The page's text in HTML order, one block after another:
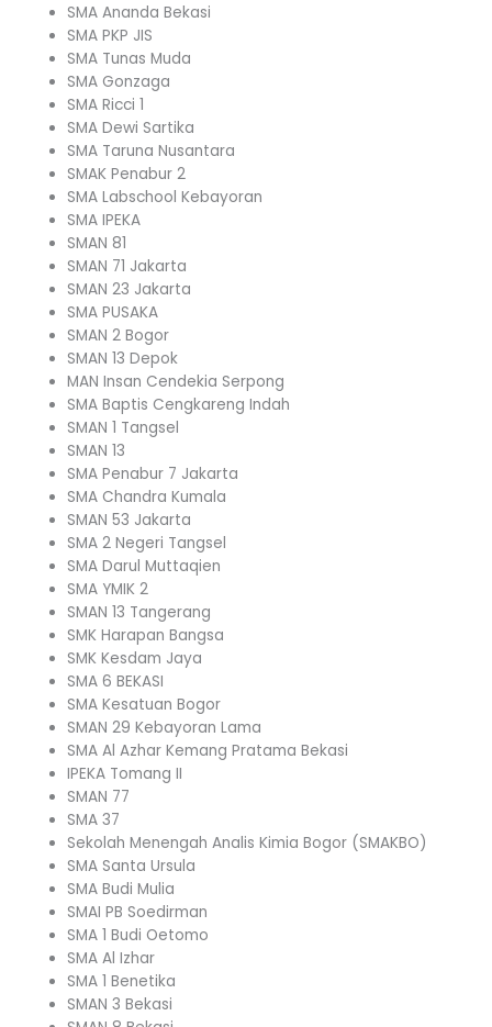
SMA Ananda Bekasi
SMA PKP JIS
SMA Tunas Muda
SMA Gonzaga
SMA Ricci 1
SMA Dewi Sartika
SMA Taruna Nusantara
SMAK Penabur 2
SMA Labschool Kebayoran
SMA IPEKA
SMAN 81
SMAN 71 Jakarta
SMAN 23 Jakarta
SMA PUSAKA
SMAN 2 Bogor
SMAN 13 Depok
MAN Insan Cendekia Serpong
SMA Baptis Cengkareng Indah
SMAN 1 Tangsel
SMAN 13
SMA Penabur 7 Jakarta
SMA Chandra Kumala
SMAN 53 Jakarta
SMA 2 Negeri Tangsel
SMA Darul Muttaqien
SMA YMIK 2
SMAN 13 Tangerang
SMK Harapan Bangsa
SMK Kesdam Jaya
SMA 6 BEKASI
SMA Kesatuan Bogor
SMAN 29 Kebayoran Lama
SMA Al Azhar Kemang Pratama Bekasi
IPEKA Tomang II
SMAN 77
SMA 37
Sekolah Menengah Analis Kimia Bogor (SMAKBO)
SMA Santa Ursula
SMA Budi Mulia
SMAI PB Soedirman
SMA 1 Budi Oetomo
SMA Al Izhar
SMA 1 Benetika
SMAN 3 Bekasi